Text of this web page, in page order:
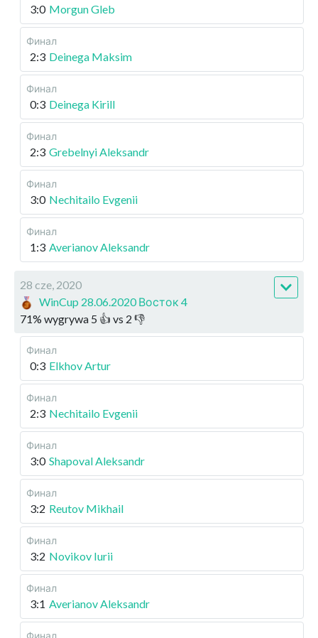
3:0 Morgun Gleb
Финал
2:3 Deinega Maksim
Финал
0:3 Deinega Kirill
Финал
2:3 Grebelnyi Aleksandr
Финал
3:0 Nechitailo Evgenii
Финал
1:3 Averianov Aleksandr
28 cze, 2020
WinCup 28.06.2020 Восток 4
71% wygrywa 5 👍 vs 2 👎
Финал
0:3 Elkhov Artur
Финал
2:3 Nechitailo Evgenii
Финал
3:0 Shapoval Aleksandr
Финал
3:2 Reutov Mikhail
Финал
3:2 Novikov Iurii
Финал
3:1 Averianov Aleksandr
Финал